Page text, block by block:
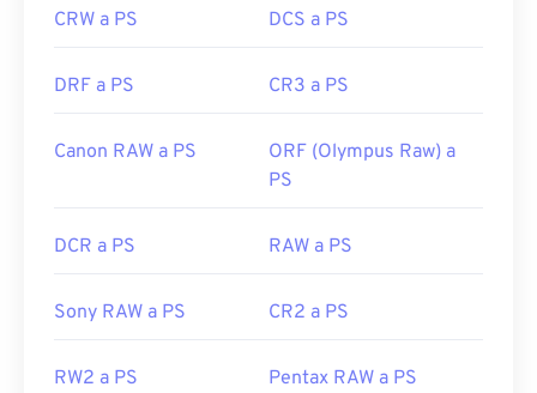
CRW a PS DCS a PS
DRF a PS CR3 a PS
Canon RAW a PS
ORF (Olympus Raw) a
PS
DCR a PS RAW a PS
Sony RAW a PS CR2 a PS
RW2 a PS Pentax RAW a PS